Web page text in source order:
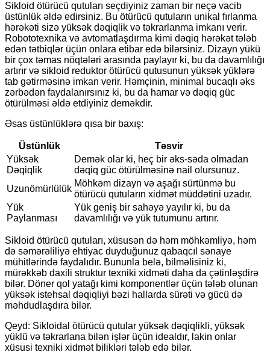
Sikloid ötürücü qutuları seçdiyiniz zaman bir neçə vacib
üstünlük əldə edirsiniz. Bu ötürücü qutuların unikal fırlanma
hərəkəti sizə yüksək dəqiqlik və təkrarlanma imkanı verir.
Robototexnika və avtomatlaşdırma kimi dəqiq hərəkət tələb
edən tətbiqlər üçün onlara etibar edə bilərsiniz. Dizayn yükü
bir çox təmas nöqtələri arasında paylayır ki, bu da davamlılığı
artırır və sikloid reduktor ötürücü qutusunun yüksək yüklərə
tab gətirməsinə imkan verir. Həmçinin, minimal bucaqlı əks
zərbədən faydalanırsınız ki, bu da hamar və dəqiq güc
ötürülməsi əldə etdiyiniz deməkdir.
Əsas üstünlüklərə qısa bir baxış:
Üstünlük
Təsvir
Yüksək
Dəqiqlik
Demək olar ki, heç bir əks-səda olmadan
dəqiq güc ötürülməsinə nail olursunuz.
Uzunömürlülük
Möhkəm dizayn və aşağı sürtünmə bu
ötürücü qutuların xidmət müddətini uzadır.
Yük
Paylanması
Yük geniş bir sahəyə yayılır ki, bu da
davamlılığı və yük tutumunu artırır.
Sikloid ötürücü qutuları, xüsusən də həm möhkəmliyə, həm
də səmərəliliyə ehtiyac duyduğunuz qabaqcıl sənaye
mühitlərində faydalıdır. Bununla belə, bilməlisiniz ki,
mürəkkəb daxili struktur texniki xidməti daha da çətinləşdirə
bilər. Döner qol yatağı kimi komponentlər üçün tələb olunan
yüksək istehsal dəqiqliyi bəzi hallarda sürəti və gücü də
məhdudlaşdıra bilər.
Qeyd: Sikloidal ötürücü qutular yüksək dəqiqlikli, yüksək
yüklü və təkrarlana bilən işlər üçün idealdır, lakin onlar
xüsusi texniki xidmət bilikləri tələb edə bilər.